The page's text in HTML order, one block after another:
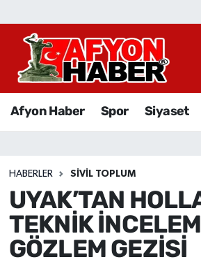
Afyon Haber Spor Siyaset
HABERLER SIVIL TOPLUM
UYAK’TAN
TEKNİK
GÖZLEM GEZİSİ
Afyon Haber
Sağlık
Eğitim